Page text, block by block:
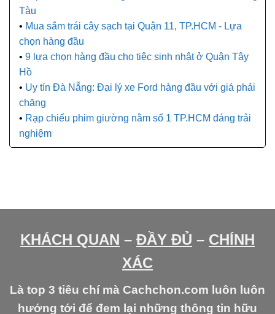
Tàu
Mua sắm trái cây sạch tại Quận 11, TP.HCM - Lựa
chọn hàng đầu
9 lựa chọn hàng đầu cho tiệc sinh nhật ở Quận Tây
Hồ
Uy tín Đà Nẵng: Đại lý xe Ford hàng đầu với giá phải
chăng
Rạp chiếu phim giường nằm số 1 TP.HCM đáng trải
nghiệm
KHÁCH QUAN – ĐẦY ĐỦ – CHÍNH
XÁC
Là top 3 tiêu chí mà Cachchon.com luôn luôn
hướng tới để đem lại những thông tin hữu